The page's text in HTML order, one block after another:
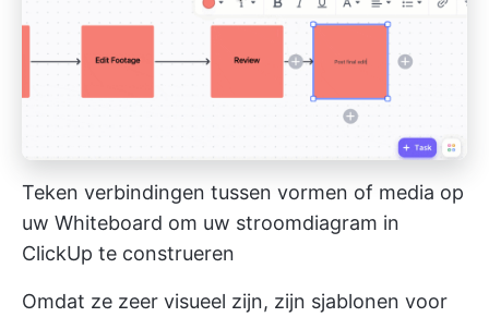
Teken verbindingen tussen vormen of media op
uw Whiteboard om uw stroomdiagram in
ClickUp te construeren
Omdat ze zeer visueel zijn, zijn sjablonen voor